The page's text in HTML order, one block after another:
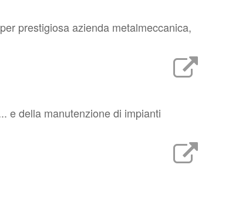
prestigiosa azienda metalmeccanica,
e della manutenzione di impianti